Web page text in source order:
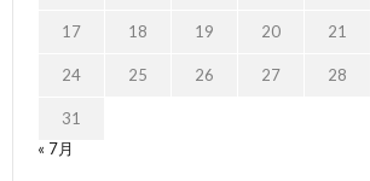
17 18 19 20 21
24 25 26 27 28
31
« 7月